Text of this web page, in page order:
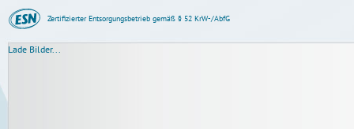
Zertifizierter Entsorgungsbetrieb gemäß § 52 KrW-/AbfG
Lade Bilder...